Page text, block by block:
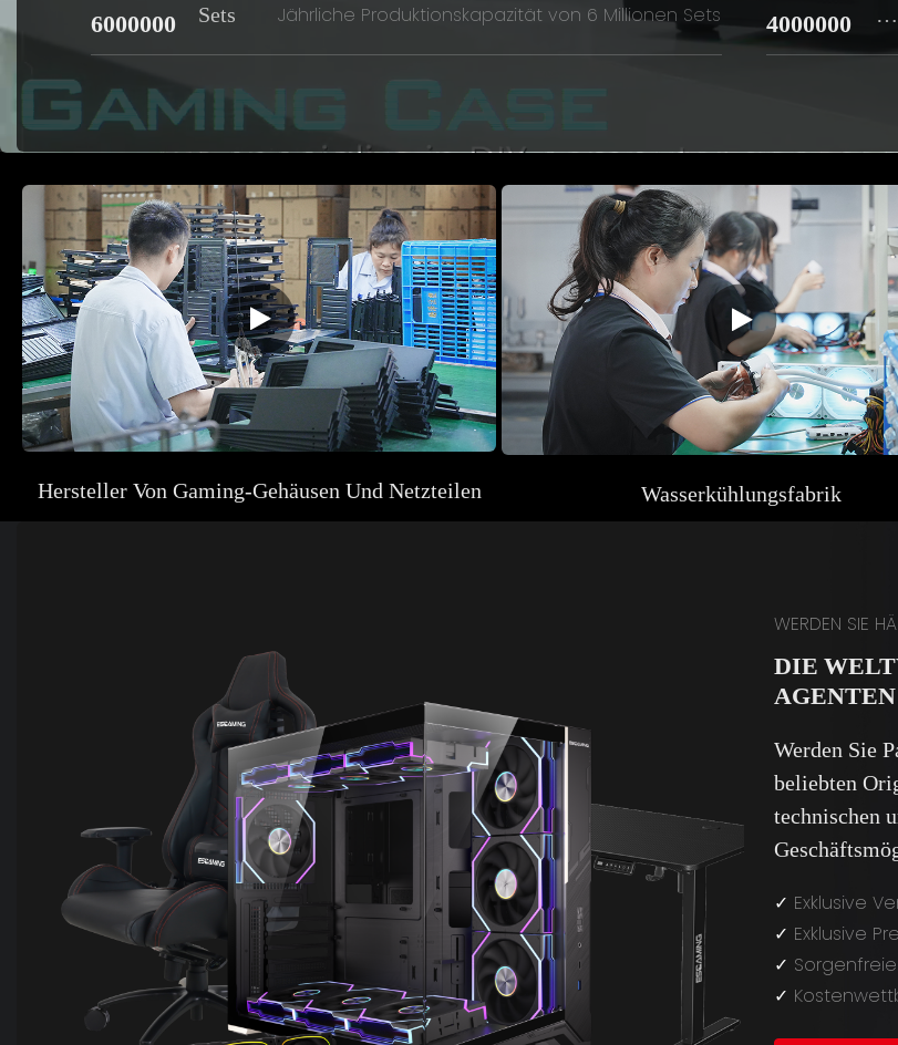
6000000 Sets Jährliche Produktionskapazität von 6 Millionen Sets 4000000
Se
Ts
Hersteller Von Gaming-Gehäusen Und Netzteilen Wasserkühlungsfabrik
WERDEN SIE
DIE
Werden Sie
beliebten
technischen
✓ Exklusive
✓ Exklusive
✓
✓